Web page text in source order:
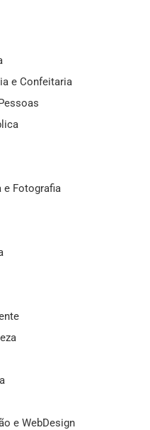
e Confeitaria
e Fotografia
e WebDesign